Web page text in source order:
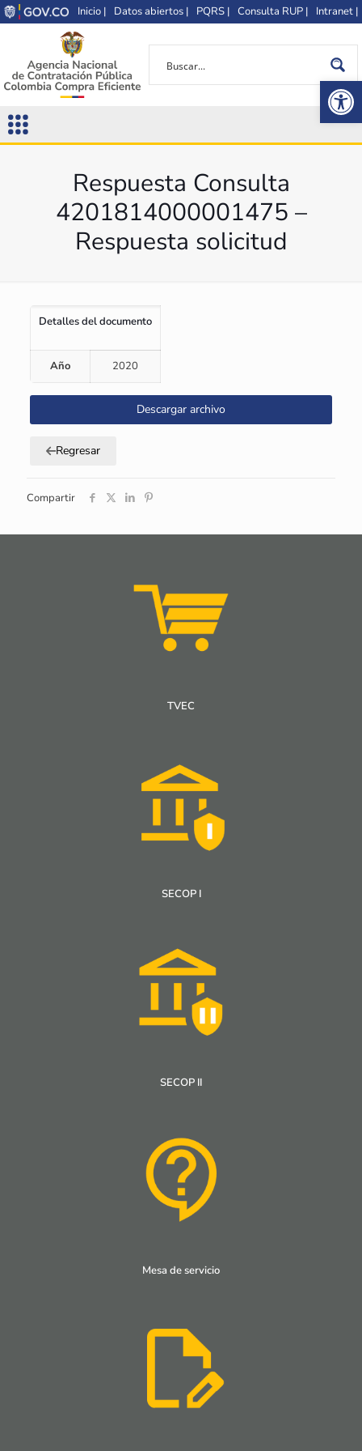
Inicio | Datos abiertos | PQRS | Consulta RUP | Intranet |
Respuesta Consulta
4201814000001475 –
Respuesta solicitud
Detalles del documento
Año 2020
Descargar archivo
Regresar
Compartir
TVEC
SECOP I
SECOP II
Mesa de servicio